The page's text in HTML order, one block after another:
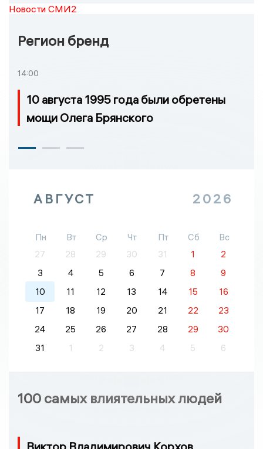
Новости СМИ2
Регион бренд
14:00
10 августа 1995 года были обретены
мощи Олега Брянского
АВГУСТ 2026
Пн Вт Ср Чт Пт Сб
Вс
27
28 29 30 31 1
2
3
4 5 6 7 8
9
10
11 12 13 14 15
16
17
18 19 20 21 22
23
24
25 26 27 28 29
30
31
1 2 3 4 5 6
100 самых влиятельных людей